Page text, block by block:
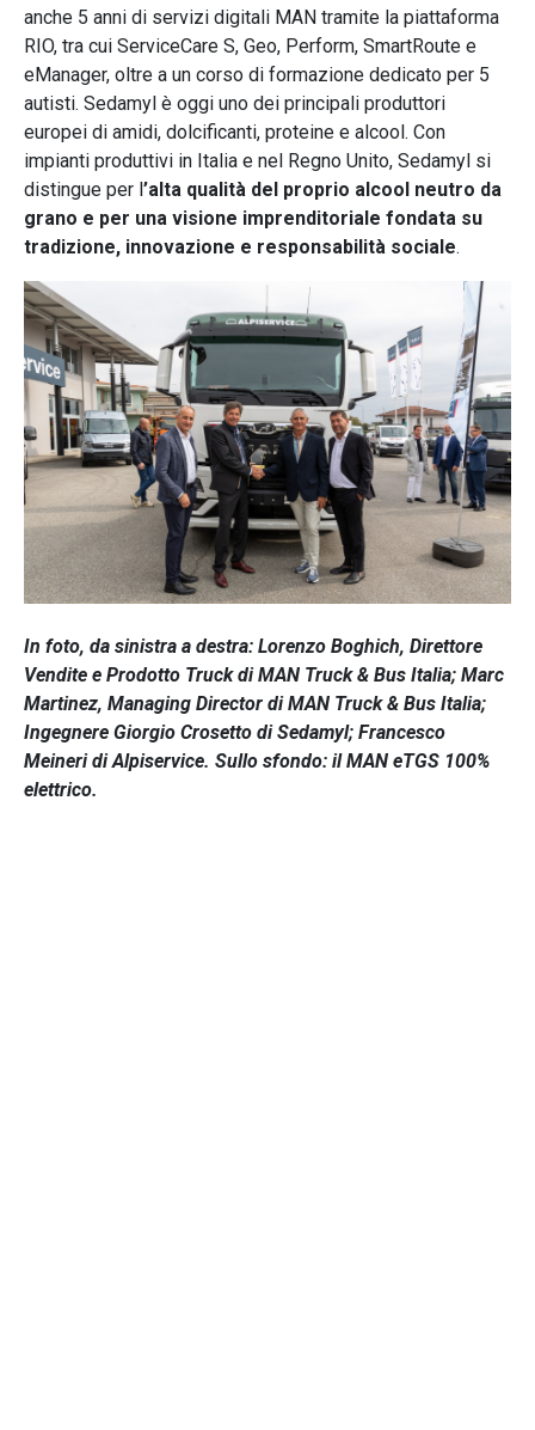
anche 5 anni di servizi digitali MAN tramite la piattaforma
RIO, tra cui ServiceCare S, Geo, Perform, SmartRoute e
eManager, oltre a un corso di formazione dedicato per 5
autisti. Sedamyl è oggi uno dei principali produttori
europei di amidi, dolcificanti, proteine e alcool. Con
impianti produttivi in Italia e nel Regno Unito, Sedamyl si
distingue per l’alta qualità del proprio alcool neutro da
grano e per una visione imprenditoriale fondata su
tradizione, innovazione e responsabilità sociale.
In foto, da sinistra a destra: Lorenzo Boghich, Direttore
Vendite e Prodotto Truck di MAN Truck & Bus Italia; Marc
Martinez, Managing Director di MAN Truck & Bus Italia;
Ingegnere Giorgio Crosetto di Sedamyl; Francesco
Meineri di Alpiservice. Sullo sfondo: il MAN eTGS 100%
elettrico.